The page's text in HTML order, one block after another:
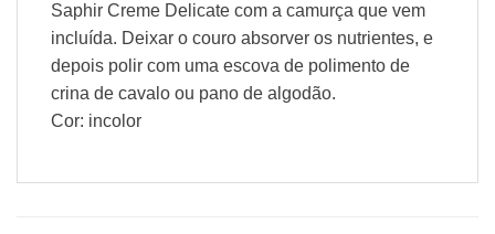
Saphir Creme Delicate com a camurça que vem
incluída. Deixar o couro absorver os nutrientes, e
depois polir com uma escova de polimento de
crina de cavalo ou pano de algodão.
Cor: incolor